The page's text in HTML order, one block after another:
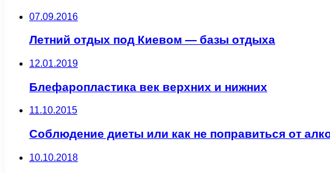
07.09.2016
Летний отдых под Киевом — базы отдыха
12.01.2019
Блефаропластика век верхних и нижних
11.10.2015
Соблюдение диеты или как не поправиться от
10.10.2018